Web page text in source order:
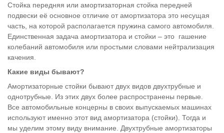
Стойка передняя или амортизаторная стойка передней
подвески её основное отличие от амортизатора это несущая
часть, на которой располагается пружина самого автомобиля.
Единственная задача амортизатора и стойки – это гашение
колебаний автомобиля или простыми словами нейтрализация
качения.
Какие виды бывают?
Амортизаторные стойки бывают двух видов двухтрубные и
однотрубные. Из этих двух более распространены первые.
Все автомобильные концерны в своих выпускаемых машинах
используют именно этот вид амортизатора (стойки). Тогда и
мы уделим этому виду внимание. Двухтрубные амортизаторы